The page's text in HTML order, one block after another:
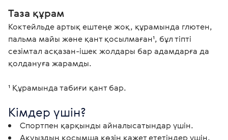
Таза құрам
Коктейльде артық ештеңе жоқ, құрамында глютен,
пальма майы және қант қосылмаған¹, бұл тіпті
сезімтал асқазан-ішек жолдары бар адамдарға да
қолдануға жарамды.
¹ Құрамында табиғи қант бар.
Кімдер үшін?
Спортпен қарқынды айналысатындар үшін.
Ақуыздың қосымша көзін қажет ететіндер үшін.